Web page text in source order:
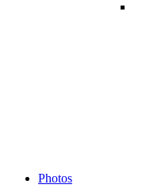
Photos